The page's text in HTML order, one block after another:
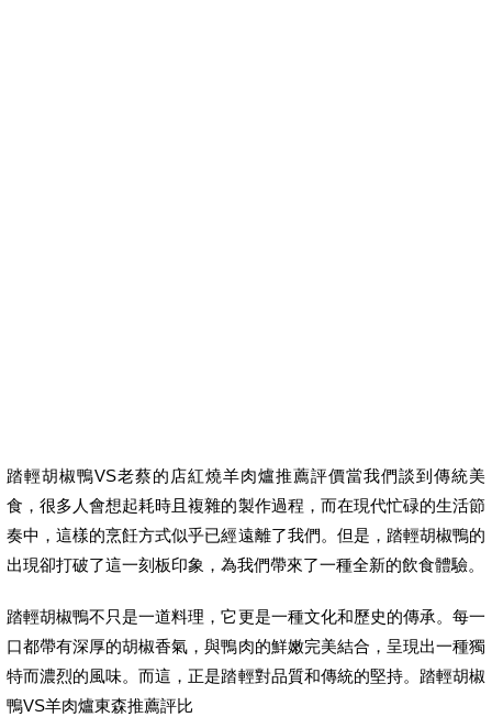
踏輕胡椒鴨VS老蔡的店紅燒羊肉爐推薦評價當我們談到傳統美
食，很多人會想起耗時且複雜的製作過程，而在現代忙碌的生活節
奏中，這樣的烹飪方式似乎已經遠離了我們。但是，踏輕胡椒鴨的
出現卻打破了這一刻板印象，為我們帶來了一種全新的飲食體驗。
踏輕胡椒鴨不只是一道料理，它更是一種文化和歷史的傳承。每一
口都帶有深厚的胡椒香氣，與鴨肉的鮮嫩完美結合，呈現出一種獨
特而濃烈的風味。而這，正是踏輕對品質和傳統的堅持。踏輕胡椒
鴨VS羊肉爐東森推薦評比